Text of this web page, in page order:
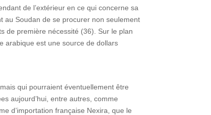
de l’extérieur en ce qui concerne sa
au Soudan de se procurer non seulement
de première nécessité (36). Sur le plan
arabique est une source de dollars
qui pourraient éventuellement être
aujourd’hui, entre autres, comme
d’importation française Nexira, que le